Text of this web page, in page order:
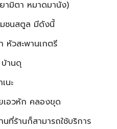
ามิตา หมาดมานัง)
ชนสตูล มีดังนี้
หัวสะพานเกตรี
บ้านดุ
นะ
อวหัก คลองขุด
ที่ร้านก็สามารถใช้บริการ